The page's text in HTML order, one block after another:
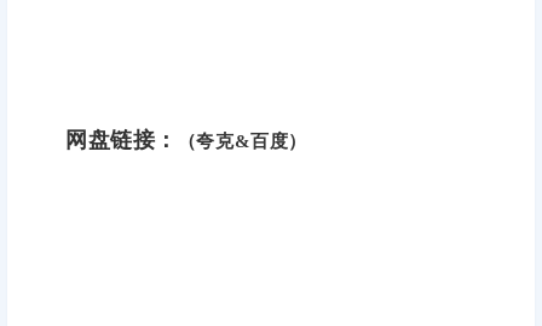
网盘链接： （夸克&百度）